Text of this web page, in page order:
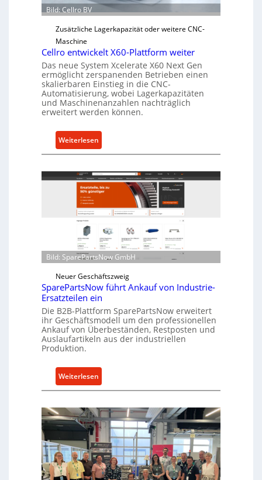
r
a
s
t
s
c
u
z
f
ü
r
i
i
r
k
t
e
A
n
t
i
b
Bild: Cellro BV
Zusätzliche Lagerkapazität oder weitere CNC-
Maschine
Cellro entwickelt X60-Plattform weiter
Das neue System Xcelerate X60 Next Gen
ermöglicht zerspanenden Betrieben einen
skalierbaren Einstieg in die CNC-
Automatisierung, wobei Lagerkapazitäten
und Maschinenanzahlen nachträglich
erweitert werden können.
Weiterlesen
C
l
l
n
t
w
i
c
k
e
l
t
-
l
a
t
t
f
o
Bild: SparePartsNow GmbH
Neuer Geschäftszweig
SparePartsNow führt Ankauf von Industrie-
Ersatzteilen ein
Die B2B-Plattform SparePartsNow erweitert
ihr Geschäftsmodell um den professionellen
Ankauf von Überbeständen, Restposten und
Auslaufartikeln aus der industriellen
Produktion.
Weiterlesen
S
a
r
e
P
a
r